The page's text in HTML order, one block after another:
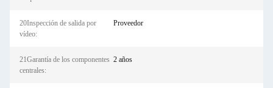
20Inspección de salida por
vídeo:
Proveedor
21Garantía de los componentes
centrales:
2 años